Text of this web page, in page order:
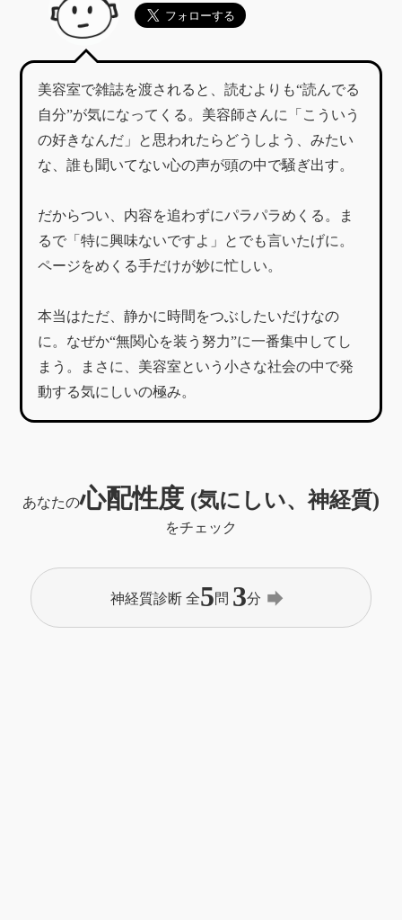
美容室で雑誌を渡されると、読むよりも“読んでる
自分”が気になってくる。美容師さんに「こういう
の好きなんだ」と思われたらどうしよう、みたい
な、誰も聞いてない心の声が頭の中で騒ぎ出す。
だからつい、内容を追わずにパラパラめくる。ま
るで「特に興味ないですよ」とでも言いたげに。
ページをめくる手だけが妙に忙しい。
本当はただ、静かに時間をつぶしたいだけなの
に。なぜか“無関心を装う努力”に一番集中してし
まう。まさに、美容室という小さな社会の中で発
動する気にしいの極み。
あなたの心配性度 (気にしい、神経質)
をチェック
神経質診断 全5問 3分 forward